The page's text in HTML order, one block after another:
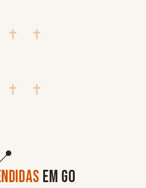
✝ ✝
✝ ✝
📍
EM GO